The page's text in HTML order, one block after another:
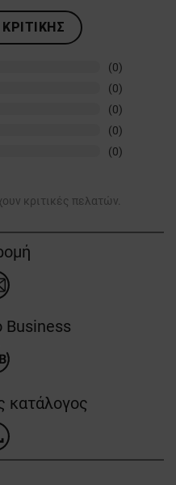
(0)
(0)
(0)
(0)
(0)
κριτικές πελατών.
Business
κατάλογος